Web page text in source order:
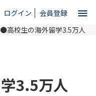
ログイン 会員登録 menu
●高校生の海外留学3.5万人
3.5万人